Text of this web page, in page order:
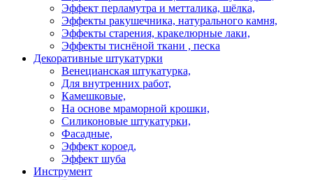
Эффект перламутра и метталика, шёлка,
Эффекты ракушечника, натурального камня,
Эффекты старения, кракелюрные лаки,
Эффекты тиснёной ткани , песка
Декоративные штукатурки
Венецианская штукатурка,
Для внутренних работ,
Камешковые,
На основе мраморной крошки,
Силиконовые штукатурки,
Фасадные,
Эффект короед,
Эффект шуба
Инструмент